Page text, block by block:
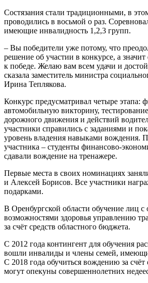
Состязания стали традиционными, в
проводились в восьмой о раз.
имеющие инвалидность 1,2,3 групп.
– Вы победители уже потому, что
решение об участии в конкурсе, а
к победе. Желаю вам всем удачи и
сказала заместитель министра
Ирина Теплякова.
Конкурс предусматривал четыре этапа:
автомобильную викторину,
дорожного движения и действий
участники справились с заданиями и
уровень владения навыками вождения.
участника – студенты финансово-
сдавали вождение на тренажере.
Первые места в своих номинациях
и Алексей Борисов. Все участники
подарками.
В Оренбургской области обучение лиц
возможностями здоровья управлению
за счёт средств областного бюджета.
С 2012 года контингент для обучения
вошли инвалиды и члены семей,
С 2018 года обучиться вождению за счёт
могут опекуны совершеннолетних